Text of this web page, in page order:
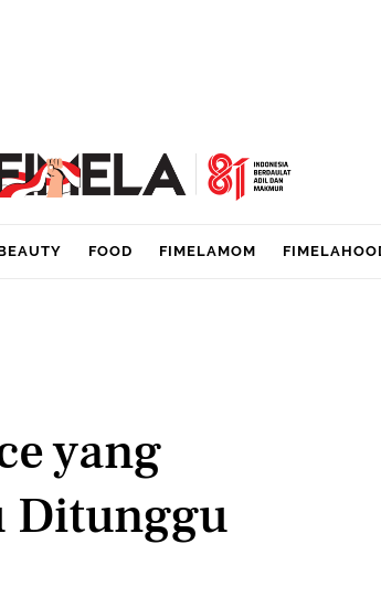
FOOD FIMELAMOM
yang
Ditunggu